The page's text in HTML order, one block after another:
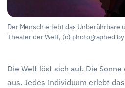
Der Mensch erlebt das Unberührbare
Theater der Welt, (c) photographed by
Die Welt löst sich auf. Die
aus. Jedes Individuum erlebt das